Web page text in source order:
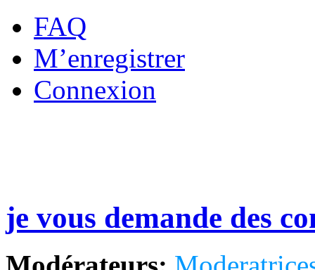
FAQ
M’enregistrer
Connexion
je vous demande des